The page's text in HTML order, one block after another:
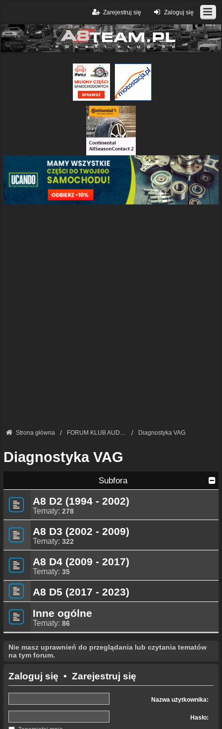
Zaloguj się
Zarejestruj się
Strona główna FORUM KLUB AUDI A8 - FORUM TECHNICZNE Diagnostyka VAG
Diagnostyka VAG
Subfora
A8 D2 (1994 - 2002)
Tematy: 278
A8 D3 (2002 - 2009)
Tematy: 322
A8 D4 (2009 - 2017)
Tematy: 35
A8 D5 (2017 - 2023)
Inne ogólne
Tematy: 86
Nie masz uprawnień do przeglądania lub czytania tematów
na tym forum.
Zaloguj się • Zarejestruj się
Nazwa użytkownika:
Hasło: